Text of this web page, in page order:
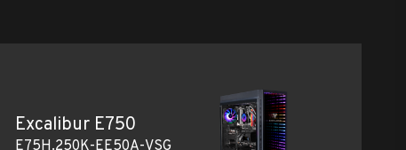
Excalibur E750
E75H.250K-EE50A-VSG